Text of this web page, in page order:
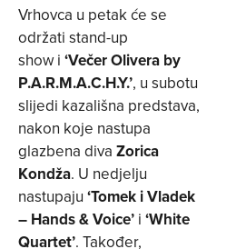
Vrhovca u petak će se
održati stand-up
showi ‘Večer Olivera by
P.A.R.M.A.C.H.Y.’, u subotu
slijedi kazališna predstava,
nakon koje nastupa
glazbena diva Zorica
Kondža. U nedjelju
nastupaju ‘Tomek i Vladek
– Hands & Voice’ i ‘White
Quartet’. Također,